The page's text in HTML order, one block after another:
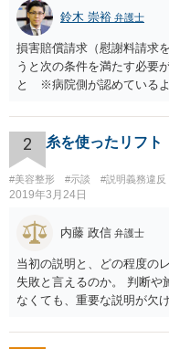
鈴木 崇裕 弁護士
損害賠償請求（慰謝料請求
うと次の条件を満たす必
と ※病院側が認めている
術のミスの「せいで」マ
ければならなくなった「
を外せなくなった「せいで
したこと 「せいで」と強調
因果関係」です。 手術のミ
しく悪くなってしまったと
ただし，手術代の返金に応
ん」という趣旨の合意をし
には困難となります。
2 糸を使ったリフト
#美容整形 #示談 #説明義務違反
2019年3月24日
内藤 政信 弁護士
当初の説明と、どの程度の
失敗と言えるのか。 判断や
なくても、重要な説明が欠